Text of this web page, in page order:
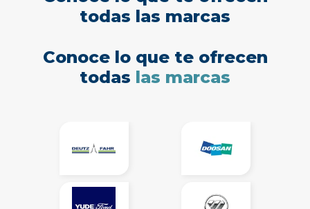
todas las marcas
Conoce lo que te ofrecen
todas las marcas